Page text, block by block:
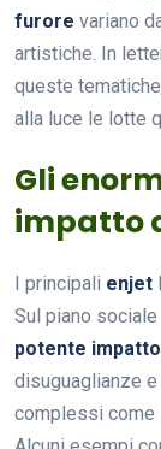
furore variano
artistiche. In
queste
alla luce le lotte
Gli
impatto
I principali enjet
Sul piano
potente
disuguaglianze
complessi come